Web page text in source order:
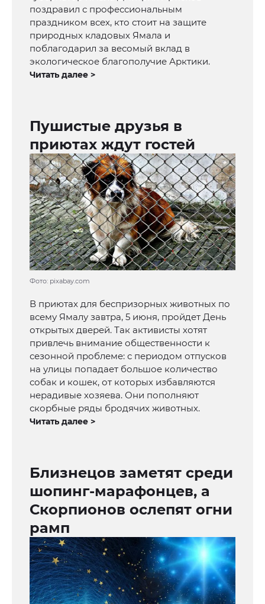
поздравил с профессиональным
праздником всех, кто стоит на защите
природных кладовых Ямала и
поблагодарил за весомый вклад в
экологическое благополучие Арктики.
Читать далее >
Пушистые друзья в
приютах ждут гостей
Фото: pixabay.com
В приютах для беспризорных животных по
всему Ямалу завтра, 5 июня, пройдет День
открытых дверей. Так активисты хотят
привлечь внимание общественности к
сезонной проблеме: с периодом отпусков
на улицы попадает большое количество
собак и кошек, от которых избавляются
нерадивые хозяева. Они пополняют
скорбные ряды бродячих животных.
Читать далее >
Близнецов заметят среди
шопинг-марафонцев, а
Скорпионов ослепят огни
рамп